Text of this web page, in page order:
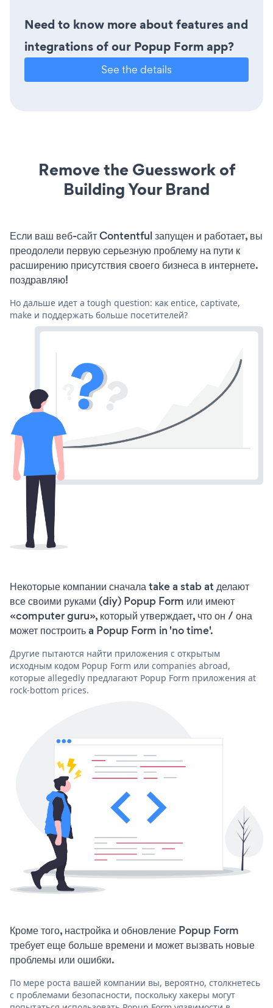
Need to know more about features and
integrations of our Popup Form app?
See the details
Remove the Guesswork of
Building Your Brand
Если ваш веб-сайт Contentful запущен и работает, вы
преодолели первую серьезную проблему на пути к
расширению присутствия своего бизнеса в интернете.
поздравляю!
Но дальше идет a tough question: как entice, captivate,
make и поддержать больше посетителей?
Некоторые компании сначала take a stab at делают
все своими руками (diy) Popup Form или имеют
«computer guru», который утверждает, что он / она
может построить a Popup Form in 'no time'.
Другие пытаются найти приложения с открытым
исходным кодом Popup Form или companies abroad,
которые allegedly предлагают Popup Form приложения at
rock-bottom prices.
Кроме того, настройка и обновление Popup Form
требует еще больше времени и может вызвать новые
проблемы или ошибки.
По мере роста вашей компании вы, вероятно, столкнетесь
с проблемами безопасности, поскольку хакеры могут